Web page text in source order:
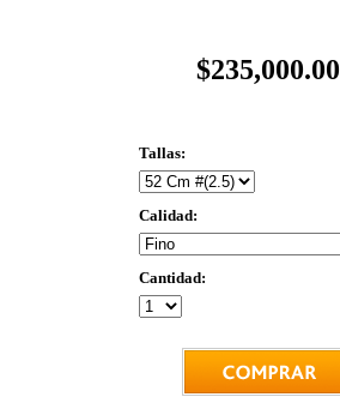
$235,000.00
Tallas:
Calidad:
Cantidad: